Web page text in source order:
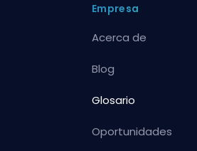
Empresa
Acerca de
Blog
Glosario
Oportunidades